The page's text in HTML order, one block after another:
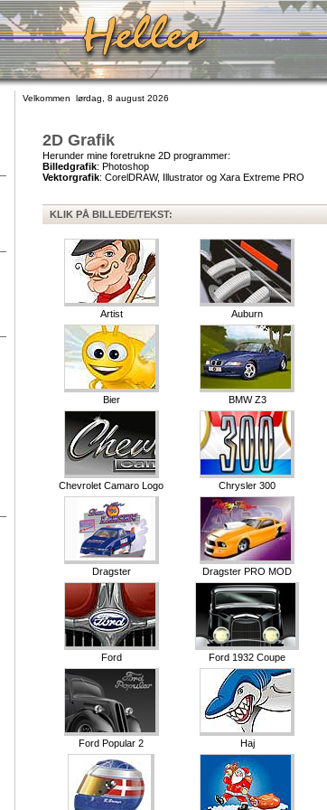
Velkommen lørdag, 8 august 2026
2D Grafik
Herunder mine foretrukne 2D programmer:
Billedgrafik: Photoshop
Vektorgrafik: CorelDRAW, Illustrator og Xara Extreme PRO
KLIK PÅ BILLEDE/TEKST:
Artist Auburn
Bier BMW Z3
Chevrolet Camaro Logo Chrysler 300
Dragster Dragster PRO MOD
Ford Ford 1932 Coupe
Ford Popular 2 Haj